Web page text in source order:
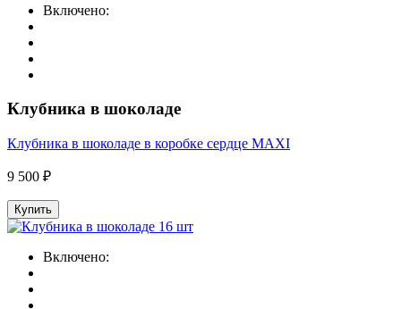
Включено:
Клубника в шоколаде
Клубника в шоколаде в коробке сердце MAXI
9 500 ₽
Купить
Включено: